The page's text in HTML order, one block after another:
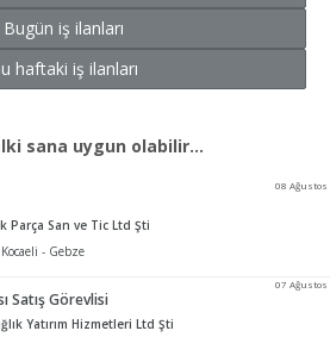
Bugün iş ilanları
haftaki iş ilanları
sana uygun olabilir...
08 Ağustos
Parça San ve Tic Ltd Şti
Kocaeli - Gebze
07 Ağustos
Satış Görevlisi
Yatırım Hizmetleri Ltd Şti